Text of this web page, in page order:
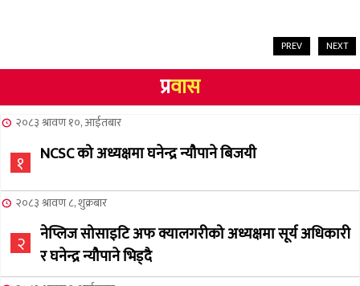
PREV NEXT
प्रवास
२०८३ श्रावण १०, आईतबार
१ NCSC को अध्यक्षमा घनेन्द्र न्यौपाने बिजयी
२०८३ श्रावण ८, शुक्रबार
२
नेप्लिज सोसाइटि अफ क्यालगरीको अध्यक्षमा सूर्य अधिकारी
र घनेन्द्र न्यौपाने भिड्दै